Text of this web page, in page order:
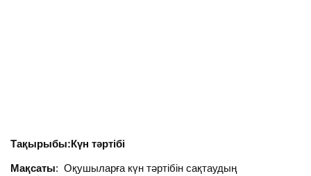
Тақырыбы:Күн тәртібі
Мақсаты: Оқушыларға күн тәртібін сақтаудың